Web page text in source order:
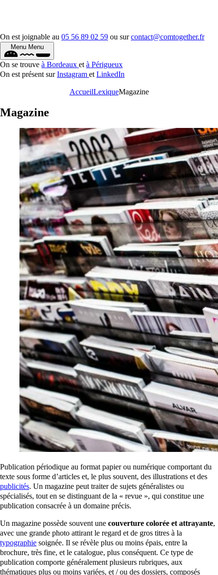
On est joignable au 05 56 89 02 59 ou surcontact@comtogether.fr
Menu Menu
On se trouve à Bordeaux et à Périgueux
On est présent surInstagram et LinkedIn
AccueilLexiqueMagazine
Magazine
Publication périodique au format papier ou numérique comportant du
texte sous forme d’articles et, le plus souvent, des illustrations et des
publicités. Un magazine peut traiter de sujets généralistes ou
spécialisés, tout en se distinguant de la « revue », qui constitue une
publication consacrée à un domaine précis.
Un magazine possède souvent une couverture colorée et attrayante,
avec une grande photo attirant le regard et de gros titres à la
typographie soignée. Il se révèle plus ou moins épais, entre la
brochure, très fine, et le catalogue, plus conséquent. Ce type de
publication comporte généralement plusieurs rubriques, aux
thématiques plus ou moins variées, et / ou des dossiers, composés